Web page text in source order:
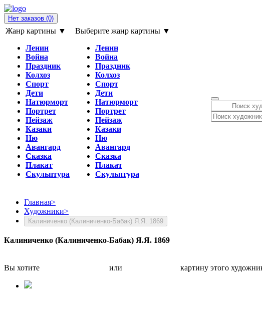
Нет заказов (0)
Жанр картины ▼
Ленин
Война
Праздник
Колхоз
Спорт
Дети
Натюрморт
Портрет
Пейзаж
Казаки
Ню
Авангард
Сказка
Плакат
Скульптура
Выберите жанр картины ▼
Ленин
Война
Праздник
Колхоз
Спорт
Дети
Натюрморт
Портрет
Пейзаж
Казаки
Ню
Авангард
Сказка
Плакат
Скульптура
Главная>
Художники>
Калиниченко (Калиниченко-Бабак) Я.Я. 1869
Калиниченко (Калиниченко-Бабак) Я.Я. 1869
Вы хотите или картину этого